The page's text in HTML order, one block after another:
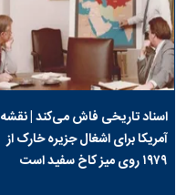
اسناد تاریخی فاش می‌کند | نقشه
آمریکا برای اشغال جزیره خارک از
۱۹۷۹ روی میز کاخ سفید است